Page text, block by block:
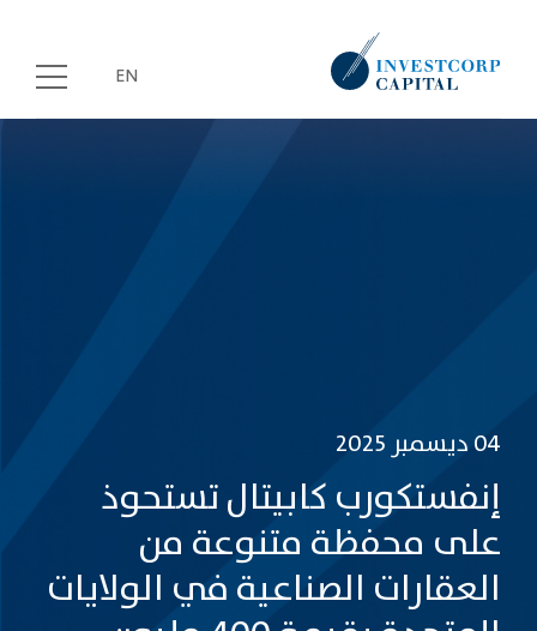
main
content
EN
04 ديسمبر 2025
إنفستكورب كابيتال تستحوذ
على محفظة متنوعة من
العقارات الصناعية في الولايات